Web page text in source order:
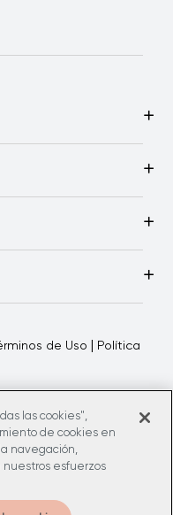
Cubiertos
PrestigePrograma
SomosPolítica de
Blogs -
de Uso | Política
las cookies",
de cookies en
navegación,
nuestros esfuerzos